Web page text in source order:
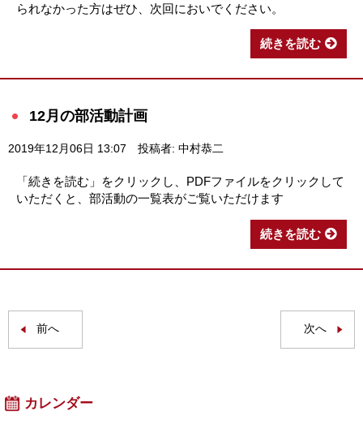
られなかった方はぜひ、次回においでください。
続きを読む
12月の部活動計画
2019年12月06日 13:07 投稿者: 中村恭二
「続きを読む」をクリックし、PDFファイルをクリックして
いただくと、部活動の一覧表がご覧いただけます
続きを読む
前へ 次へ
カレンダー